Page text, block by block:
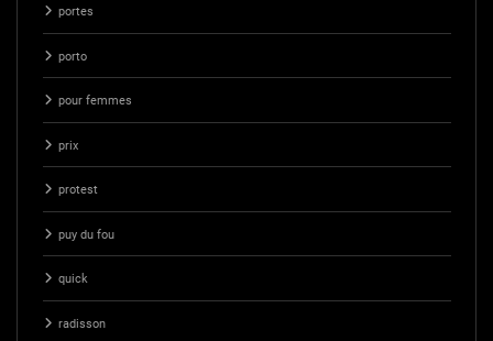
portes
porto
pour femmes
prix
protest
puy du fou
quick
radisson